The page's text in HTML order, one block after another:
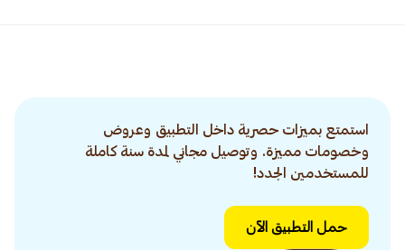
استمتع بميزات حصرية داخل التطبيق وعروض
وخصومات مميزة. وتوصيل مجاني لمدة سنة كاملة
للمستخدمين الجدد!
حمل التطبيق الآن